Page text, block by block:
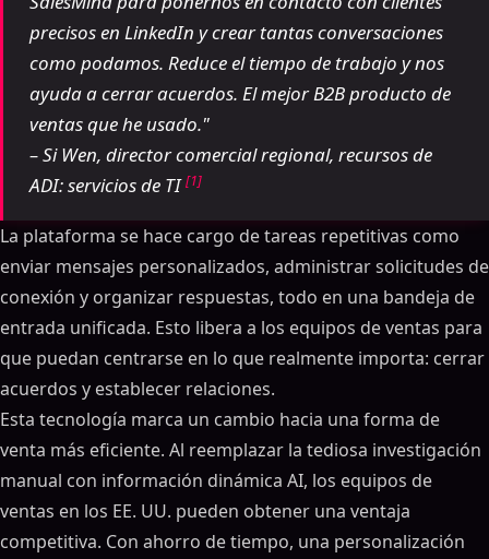
precisos en LinkedIn y crear tantas conversaciones
como podamos. Reduce el tiempo de trabajo y nos
ayuda a cerrar acuerdos. El mejor B2B producto de
ventas que he usado."
– Si Wen, director comercial regional, recursos de
ADI: servicios de TI[1]
La plataforma se hace cargo de tareas repetitivas como
enviar mensajes personalizados, administrar solicitudes de
conexión y organizar respuestas, todo en una bandeja de
entrada unificada. Esto libera a los equipos de ventas para
que puedan centrarse en lo que realmente importa: cerrar
acuerdos y establecer relaciones.
Esta tecnología marca un cambio hacia una forma de
venta más eficiente. Al reemplazar la tediosa investigación
manual con información dinámica AI, los equipos de
ventas en los EE. UU. pueden obtener una ventaja
competitiva. Con ahorro de tiempo, una personalización